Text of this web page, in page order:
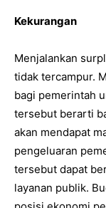
Kekurangan
Menjalankan
tidak tercampur.
bagi pemerintah
tersebut berarti
akan mendapat
pengeluaran
tersebut dapat
layanan publik.